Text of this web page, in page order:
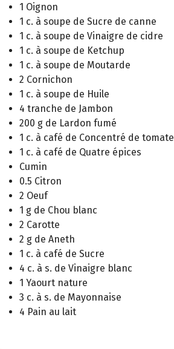
1 Oignon
1 c. à soupe de Sucre de canne
1 c. à soupe de Vinaigre de cidre
1 c. à soupe de Ketchup
1 c. à soupe de Moutarde
2 Cornichon
1 c. à soupe de Huile
4 tranche de Jambon
200 g de Lardon fumé
1 c. à café de Concentré de tomate
1 c. à café de Quatre épices
Cumin
0.5 Citron
2 Oeuf
1 g de Chou blanc
2 Carotte
2 g de Aneth
1 c. à café de Sucre
4 c. à s. de Vinaigre blanc
1 Yaourt nature
3 c. à s. de Mayonnaise
4 Pain au lait